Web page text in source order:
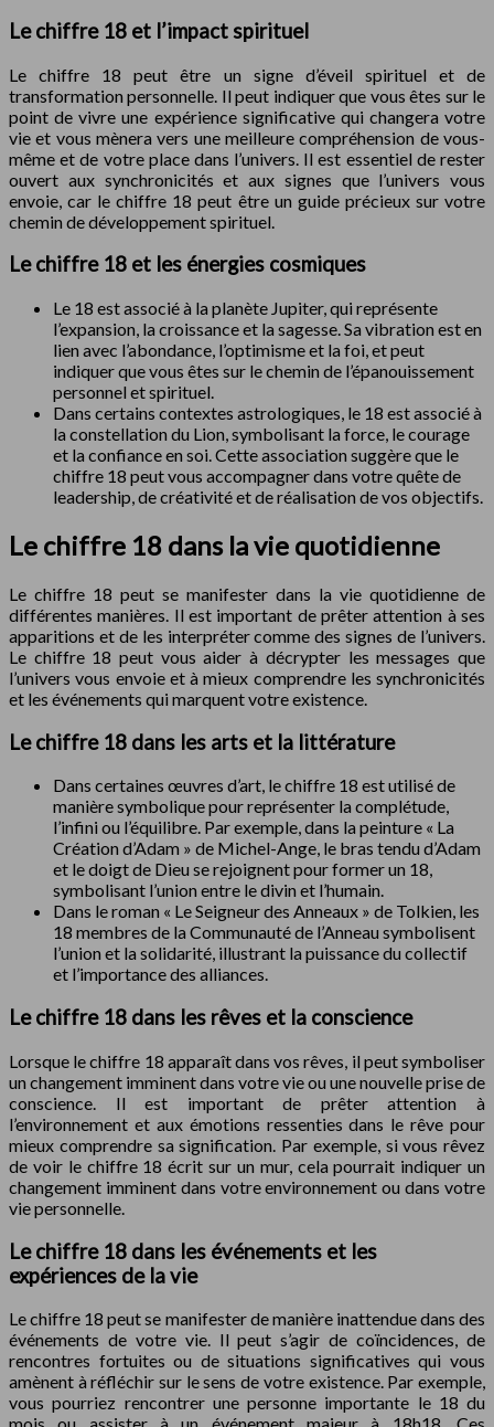
Le chiffre 18 et l’impact spirituel
Le chiffre 18 peut être un signe d’éveil spirituel et de
transformation personnelle. Il peut indiquer que vous êtes sur le
point de vivre une expérience significative qui changera votre
vie et vous mènera vers une meilleure compréhension de vous-
même et de votre place dans l’univers. Il est essentiel de rester
ouvert aux synchronicités et aux signes que l’univers vous
envoie, car le chiffre 18 peut être un guide précieux sur votre
chemin de développement spirituel.
Le chiffre 18 et les énergies cosmiques
Le 18 est associé à la planète Jupiter, qui représente
l’expansion, la croissance et la sagesse. Sa vibration est en
lien avec l’abondance, l’optimisme et la foi, et peut
indiquer que vous êtes sur le chemin de l’épanouissement
personnel et spirituel.
Dans certains contextes astrologiques, le 18 est associé à
la constellation du Lion, symbolisant la force, le courage
et la confiance en soi. Cette association suggère que le
chiffre 18 peut vous accompagner dans votre quête de
leadership, de créativité et de réalisation de vos objectifs.
Le chiffre 18 dans la vie quotidienne
Le chiffre 18 peut se manifester dans la vie quotidienne de
différentes manières. Il est important de prêter attention à ses
apparitions et de les interpréter comme des signes de l’univers.
Le chiffre 18 peut vous aider à décrypter les messages que
l’univers vous envoie et à mieux comprendre les synchronicités
et les événements qui marquent votre existence.
Le chiffre 18 dans les arts et la littérature
Dans certaines œuvres d’art, le chiffre 18 est utilisé de
manière symbolique pour représenter la complétude,
l’infini ou l’équilibre. Par exemple, dans la peinture « La
Création d’Adam » de Michel-Ange, le bras tendu d’Adam
et le doigt de Dieu se rejoignent pour former un 18,
symbolisant l’union entre le divin et l’humain.
Dans le roman « Le Seigneur des Anneaux » de Tolkien, les
18 membres de la Communauté de l’Anneau symbolisent
l’union et la solidarité, illustrant la puissance du collectif
et l’importance des alliances.
Le chiffre 18 dans les rêves et la conscience
Lorsque le chiffre 18 apparaît dans vos rêves, il peut symboliser
un changement imminent dans votre vie ou une nouvelle prise de
conscience. Il est important de prêter attention à
l’environnement et aux émotions ressenties dans le rêve pour
mieux comprendre sa signification. Par exemple, si vous rêvez
de voir le chiffre 18 écrit sur un mur, cela pourrait indiquer un
changement imminent dans votre environnement ou dans votre
vie personnelle.
Le chiffre 18 dans les événements et les
expériences de la vie
Le chiffre 18 peut se manifester de manière inattendue dans des
événements de votre vie. Il peut s’agir de coïncidences, de
rencontres fortuites ou de situations significatives qui vous
amènent à réfléchir sur le sens de votre existence. Par exemple,
vous pourriez rencontrer une personne importante le 18 du